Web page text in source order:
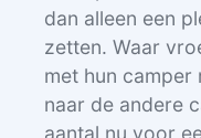
dan alleen een
zetten. Waar
met hun
naar de andere
aantal nu voor